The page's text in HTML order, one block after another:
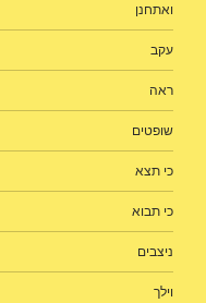
ואתחנן
עקב
ראה
שופטים
כי תצא
כי תבוא
ניצבים
וילך